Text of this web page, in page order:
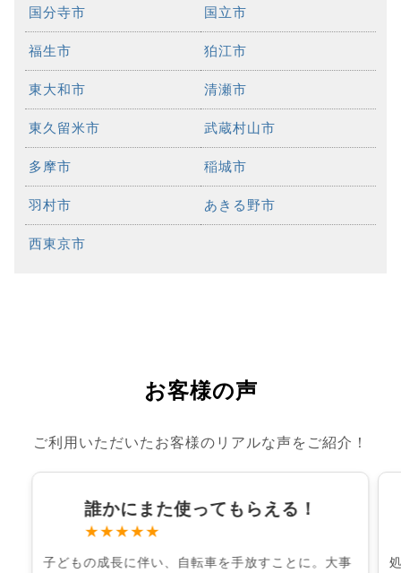
国分寺市 国立市
福生市 狛江市
東大和市 清瀬市
東久留米市 武蔵村山市
多摩市 稲城市
羽村市 あきる野市
西東京市
お客様の声
ご利用いただいたお客様のリアルな声をご紹介！
誰かにまた使ってもらえる！
★★★★★
子どもの成長に伴い、自転車を手放すことに。大事